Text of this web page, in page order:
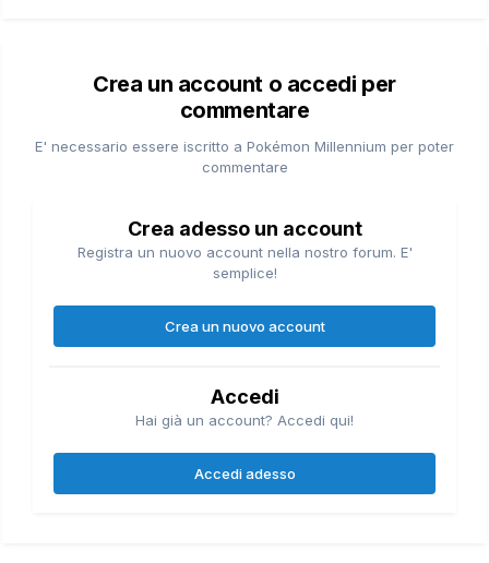
Crea un account o accedi per
commentare
E' necessario essere iscritto a Pokémon Millennium per poter
commentare
Crea adesso un account
Registra un nuovo account nella nostro forum. E'
semplice!
Crea un nuovo account
Accedi
Hai già un account? Accedi qui!
Accedi adesso